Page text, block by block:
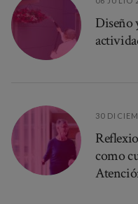
Diseño
30
como